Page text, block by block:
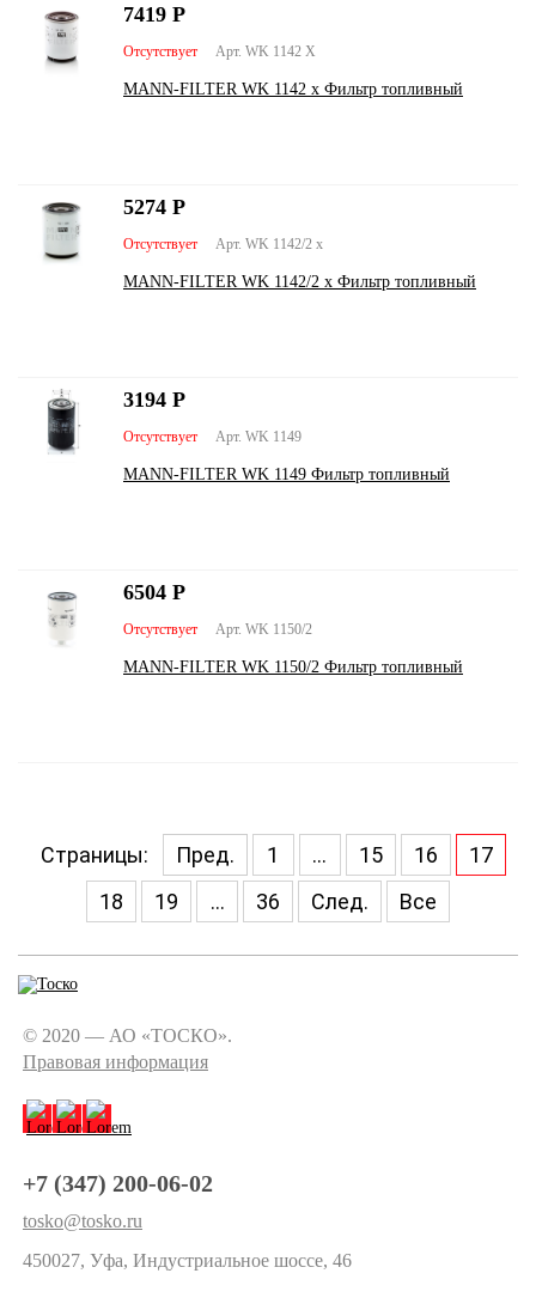
Арт. WK 1142 X
Отсутствует
MANN-FILTER WK 1142 x Фильтр топливный
7419 Р
Арт. WK 1142/2 x
Отсутствует
MANN-FILTER WK 1142/2 x Фильтр топливный
5274 Р
Арт. WK 1149
Отсутствует
MANN-FILTER WK 1149 Фильтр топливный
3194 Р
Арт. WK 1150/2
Отсутствует
MANN-FILTER WK 1150/2 Фильтр топливный
6504 Р
Страницы: Пред. 1 ... 15 16
17
18
19 ... 36 След. Все
© 2020 — АО «ТОСКО».
Правовая информация
+7 (347) 200-06-02
tosko@tosko.ru
450027, Уфа, Индустриальное шоссе, 46